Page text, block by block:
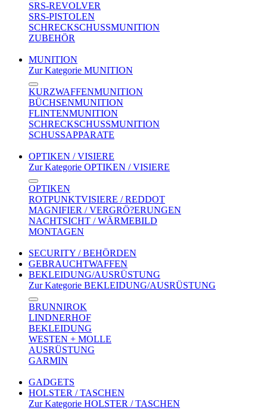
SRS-REVOLVER
SRS-PISTOLEN
SCHRECKSCHUSSMUNITION
ZUBEHÖR
MUNITION
Zur Kategorie MUNITION
KURZWAFFENMUNITION
BÜCHSENMUNITION
FLINTENMUNITION
SCHRECKSCHUSSMUNITION
SCHUSSAPPARATE
OPTIKEN / VISIERE
Zur Kategorie OPTIKEN / VISIERE
OPTIKEN
ROTPUNKTVISIERE / REDDOT
MAGNIFIER / VERGRÖ?ERUNGEN
NACHTSICHT / WÄRMEBILD
MONTAGEN
SECURITY / BEHÖRDEN
GEBRAUCHTWAFFEN
BEKLEIDUNG/AUSRÜSTUNG
Zur Kategorie BEKLEIDUNG/AUSRÜSTUNG
BRUNNIROK
LINDNERHOF
BEKLEIDUNG
WESTEN + MOLLE
AUSRÜSTUNG
GARMIN
GADGETS
HOLSTER / TASCHEN
Zur Kategorie HOLSTER / TASCHEN